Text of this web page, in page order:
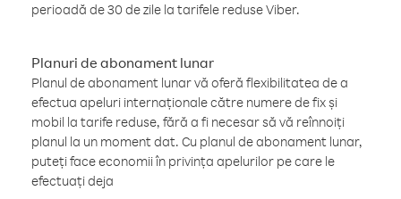
perioadă de 30 de zile la tarifele reduse Viber.
Planuri de abonament lunar
Planul de abonament lunar vă oferă flexibilitatea de a
efectua apeluri internaționale către numere de fix și
mobil la tarife reduse, fără a fi necesar să vă reînnoiți
planul la un moment dat. Cu planul de abonament lunar,
puteți face economii în privința apelurilor pe care le
efectuați deja